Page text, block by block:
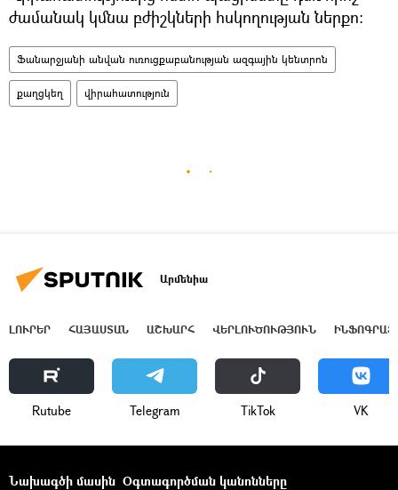
ժամանակ կմնա բժիշկների հսկողության ներքո։
Ֆանարջյանի անվան ուռուցքաբանության ազգային կենտրոն
քաղցկեղ վիրահատություն
Արմենիա
ԼՈՒՐԵՐ ՀԱՅԱՍՏԱՆ ԱՇԽԱՐՀ ՎԵՐԼՈՒԾՈՒԹՅՈՒՆ
Rutube Telegram ТikТоk VK
Նախագծի մասին Օգտագործման կանոնները